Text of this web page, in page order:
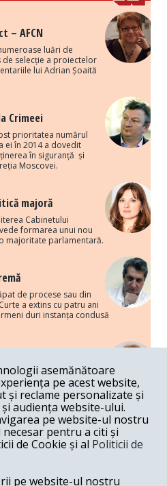
– AFCN
luări de
selecție a proiectelor
lui Adrian Șoaită
Crimeei
prioritatea numărul
ei în 2014 a dovedit
în siguranță și
Moscovei.
majoră
Cabinetului
formarea unui nou
majoritate parlamentară.
de procese sau din
a extins cu patru ani
duri instanța condusă
politic
cu retorica falsă a
care, de fapt, ascunde
a averilor unor caste.
partea românilor
sunt voci care lansează
unui politician care deranjează un
asemănătoare
pe acest website,
reclame personalizate și
audiența website-ului.
pe website-ul nostru
pentru a citi și
de Cookie și al Politicii de
pe website-ul nostru